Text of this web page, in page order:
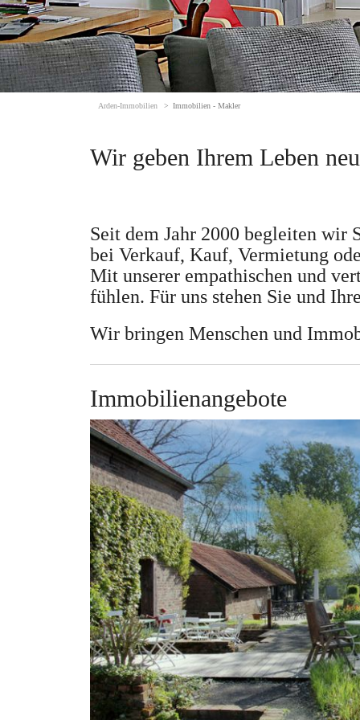
Arden-Immobilien Immobilien - Makler
Wir geben Ihrem Leben
Seit dem Jahr 2000 begleiten wir
bei Verkauf, Kauf, Vermietung
Mit unserer empathischen und
fühlen. Für uns stehen Sie und
Wir bringen Menschen und
Immobilienangebote